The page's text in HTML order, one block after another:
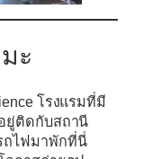
ะ
โรงแรมที่มี
ยู่ติดกับสถานี
ถไฟมาพักที่นี่